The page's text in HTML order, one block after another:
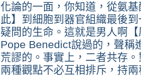
化論的一面，你知道，從氨
此】到細胞到器官組織最後
疑問的生命。這就是男人啊
Pope Benedict說過的，聲稱
荒謬的。事實上，二者共存
兩種觀點不必互相排斥，持